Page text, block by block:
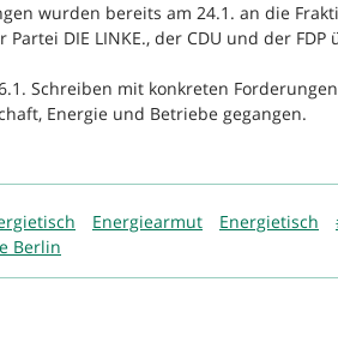
wurden bereits am 24.1. an die
DIE LINKE., der CDU und der FDP
Schreiben mit konkreten
Energie und Betriebe gegangen.
Energiearmut Energietisch
Berlin